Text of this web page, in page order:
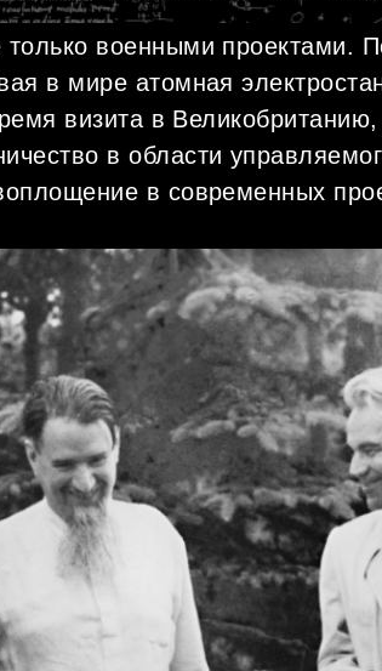
военными проектами.
в мире атомная
визита в
в области
в современных